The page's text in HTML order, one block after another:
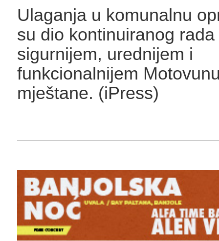
Ulaganja u komunalnu
su dio kontinuiranog rada
sigurnijem, urednijem i
funkcionalnijem
mještane. (iPress)